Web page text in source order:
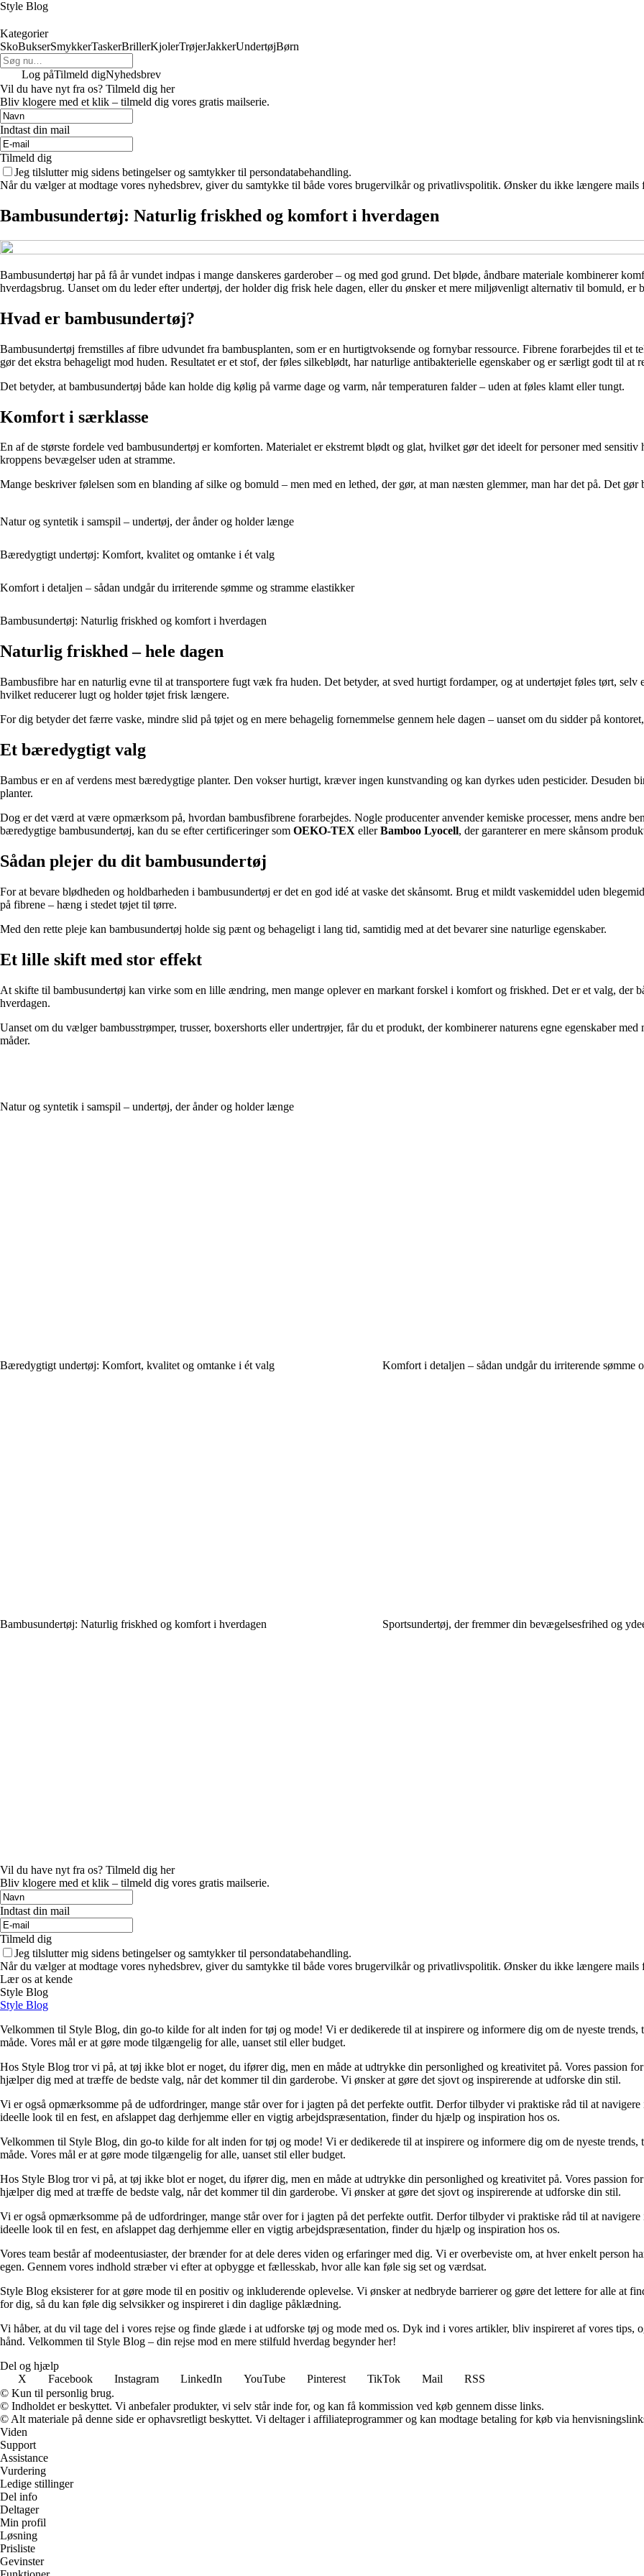
Style Blog
Kategorier
SkoBukserSmykkerTaskerBrillerKjolerTrøjerJakkerUndertøjBørn
Log påTilmeld digNyhedsbrev
Vil du have nyt fra os? Tilmeld dig her
Bliv klogere med et klik – tilmeld dig vores gratis mailserie.
Indtast din mail
Tilmeld dig
Jeg tilslutter mig sidens betingelser og samtykker til persondatabehandling.
Når du vælger at modtage vores nyhedsbrev, giver du samtykke til både vores brugervilkår og privatlivspolitik. Ønsker du ikke længere mails
Bambusundertøj: Naturlig friskhed og komfort i hverdagen
Bambusundertøj har på få år vundet indpas i mange danskeres garderober – og med god grund. Det bløde, åndbare materiale kombinerer
hverdagsbrug. Uanset om du leder efter undertøj, der holder dig frisk hele dagen, eller du ønsker et mere miljøvenligt alternativ til bomuld, er
Hvad er bambusundertøj?
Bambusundertøj fremstilles af fibre udvundet fra bambusplanten, som er en hurtigtvoksende og fornybar ressource. Fibrene forarbejdes til et
gør det ekstra behageligt mod huden. Resultatet er et stof, der føles silkeblødt, har naturlige antibakterielle egenskaber og er særligt godt til at
Det betyder, at bambusundertøj både kan holde dig kølig på varme dage og varm, når temperaturen falder – uden at føles klamt eller tungt.
Komfort i særklasse
En af de største fordele ved bambusundertøj er komforten. Materialet er ekstremt blødt og glat, hvilket gør det ideelt for personer med
kroppens bevægelser uden at stramme.
Mange beskriver følelsen som en blanding af silke og bomuld – men med en lethed, der gør, at man næsten glemmer, man har det på. Det
Natur og syntetik i samspil – undertøj, der ånder og holder længe
Bæredygtigt undertøj: Komfort, kvalitet og omtanke i ét valg
Komfort i detaljen – sådan undgår du irriterende sømme og stramme elastikker
Bambusundertøj: Naturlig friskhed og komfort i hverdagen
Naturlig friskhed – hele dagen
Bambusfibre har en naturlig evne til at transportere fugt væk fra huden. Det betyder, at sved hurtigt fordamper, og at undertøjet føles tørt,
hvilket reducerer lugt og holder tøjet frisk længere.
For dig betyder det færre vaske, mindre slid på tøjet og en mere behagelig fornemmelse gennem hele dagen – uanset om du sidder på
Et bæredygtigt valg
Bambus er en af verdens mest bæredygtige planter. Den vokser hurtigt, kræver ingen kunstvanding og kan dyrkes uden pesticider. Desuden
planter.
Dog er det værd at være opmærksom på, hvordan bambusfibrene forarbejdes. Nogle producenter anvender kemiske processer, mens andre
bæredygtige bambusundertøj, kan du se efter certificeringer som OEKO-TEX ellerBamboo Lyocell, der garanterer en mere skånsom
Sådan plejer du dit bambusundertøj
For at bevare blødheden og holdbarheden i bambusundertøj er det en god idé at vaske det skånsomt. Brug et mildt vaskemiddel uden
på fibrene – hæng i stedet tøjet til tørre.
Med den rette pleje kan bambusundertøj holde sig pænt og behageligt i lang tid, samtidig med at det bevarer sine naturlige egenskaber.
Et lille skift med stor effekt
At skifte til bambusundertøj kan virke som en lille ændring, men mange oplever en markant forskel i komfort og friskhed. Det er et valg, der
hverdagen.
Uanset om du vælger bambusstrømper, trusser, boxershorts eller undertrøjer, får du et produkt, der kombinerer naturens egne egenskaber
måder.
Natur og syntetik i samspil – undertøj, der ånder og holder længe
Bæredygtigt undertøj: Komfort, kvalitet og omtanke i ét valg Komfort i detaljen – sådan undgår du irriterende sømme
Bambusundertøj: Naturlig friskhed og komfort i hverdagen Sportsundertøj, der fremmer din bevægelsesfrihed og
Vil du have nyt fra os? Tilmeld dig her
Bliv klogere med et klik – tilmeld dig vores gratis mailserie.
Indtast din mail
Tilmeld dig
Jeg tilslutter mig sidens betingelser og samtykker til persondatabehandling.
Når du vælger at modtage vores nyhedsbrev, giver du samtykke til både vores brugervilkår og privatlivspolitik. Ønsker du ikke længere mails
Lær os at kende
Style Blog
Style Blog
Velkommen til Style Blog, din go-to kilde for alt inden for tøj og mode! Vi er dedikerede til at inspirere og informere dig om de nyeste
måde. Vores mål er at gøre mode tilgængelig for alle, uanset stil eller budget.
Hos Style Blog tror vi på, at tøj ikke blot er noget, du ifører dig, men en måde at udtrykke din personlighed og kreativitet på. Vores passion
hjælper dig med at træffe de bedste valg, når det kommer til din garderobe. Vi ønsker at gøre det sjovt og inspirerende at udforske din stil.
Vi er også opmærksomme på de udfordringer, mange står over for i jagten på det perfekte outfit. Derfor tilbyder vi praktiske råd til at
ideelle look til en fest, en afslappet dag derhjemme eller en vigtig arbejdspræsentation, finder du hjælp og inspiration hos os.
Velkommen til Style Blog, din go-to kilde for alt inden for tøj og mode! Vi er dedikerede til at inspirere og informere dig om de nyeste
måde. Vores mål er at gøre mode tilgængelig for alle, uanset stil eller budget.
Hos Style Blog tror vi på, at tøj ikke blot er noget, du ifører dig, men en måde at udtrykke din personlighed og kreativitet på. Vores passion
hjælper dig med at træffe de bedste valg, når det kommer til din garderobe. Vi ønsker at gøre det sjovt og inspirerende at udforske din stil.
Vi er også opmærksomme på de udfordringer, mange står over for i jagten på det perfekte outfit. Derfor tilbyder vi praktiske råd til at
ideelle look til en fest, en afslappet dag derhjemme eller en vigtig arbejdspræsentation, finder du hjælp og inspiration hos os.
Vores team består af modeentusiaster, der brænder for at dele deres viden og erfaringer med dig. Vi er overbeviste om, at hver enkelt
egen. Gennem vores indhold stræber vi efter at opbygge et fællesskab, hvor alle kan føle sig set og værdsat.
Style Blog eksisterer for at gøre mode til en positiv og inkluderende oplevelse. Vi ønsker at nedbryde barrierer og gøre det lettere for alle at
for dig, så du kan føle dig selvsikker og inspireret i din daglige påklædning.
Vi håber, at du vil tage del i vores rejse og finde glæde i at udforske tøj og mode med os. Dyk ind i vores artikler, bliv inspireret af vores tips,
hånd. Velkommen til Style Blog – din rejse mod en mere stilfuld hverdag begynder her!
Del og hjælp
X
Facebook Instagram LinkedIn YouTube Pinterest TikTok Mail
RSS
© Kun til personlig brug.
© Indholdet er beskyttet. Vi anbefaler produkter, vi selv står inde for, og kan få kommission ved køb gennem disse links.
© Alt materiale på denne side er ophavsretligt beskyttet. Vi deltager i affiliateprogrammer og kan modtage betaling for køb via
Viden
Support
Assistance
Vurdering
Ledige stillinger
Del info
Deltager
Min profil
Løsning
Prisliste
Gevinster